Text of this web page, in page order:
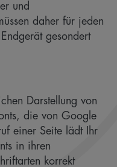
und
daher für jeden
gesondert
Darstellung von
die von Google
einer Seite lädt Ihr
in ihren
korrekt